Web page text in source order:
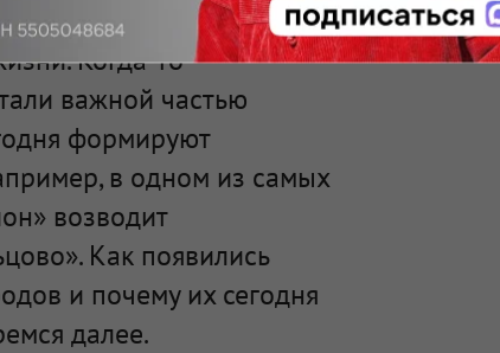
высокие технологии
Когда-то
важной частью
формируют
в одном из самых
возводит
Как появились
и почему их сегодня
далее.